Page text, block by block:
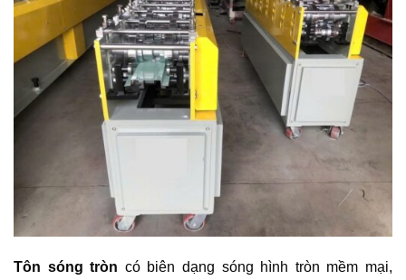
Tôn sóng tròn có biên dạng sóng hình tròn mềm mại,